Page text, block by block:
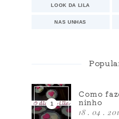
LOOK DA LILA
NAS UNHAS
Como
ninho
18 . 04 .